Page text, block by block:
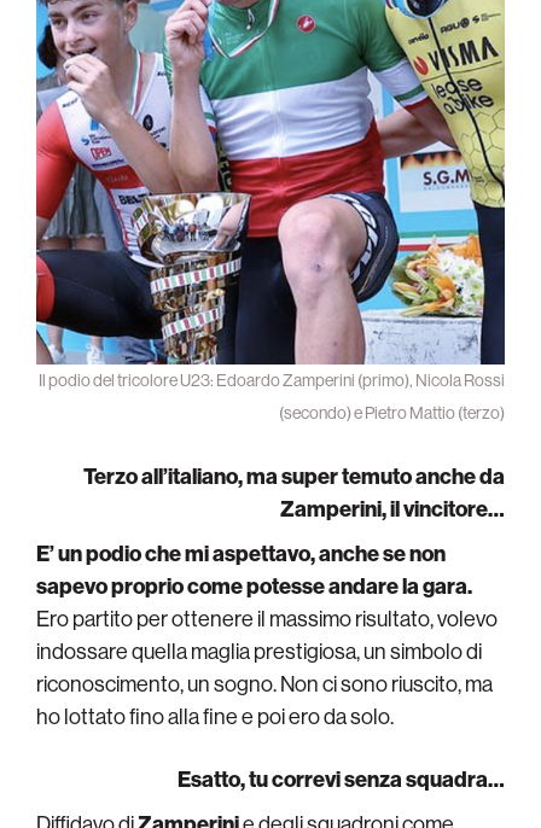
Il podio del tricolore U23: Edoardo Zamperini (primo), Nicola Rossi
(secondo) e Pietro Mattio (terzo)
Terzo all’italiano, ma super temuto anche da
Zamperini, il vincitore…
E’ un podio che mi aspettavo, anche se non
sapevo proprio come potesse andare la gara.
Ero partito per ottenere il massimo risultato, volevo
indossare quella maglia prestigiosa, un simbolo di
riconoscimento, un sogno. Non ci sono riuscito, ma
ho lottato fino alla fine e poi ero da solo.
Esatto, tu correvi senza squadra…